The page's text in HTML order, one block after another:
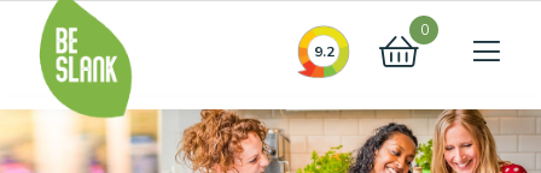
9.2
0